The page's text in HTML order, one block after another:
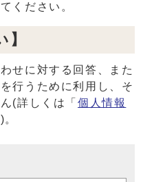
ください。
せに対する回答、また
行うために利用し、そ
(詳しくは「 個人情報